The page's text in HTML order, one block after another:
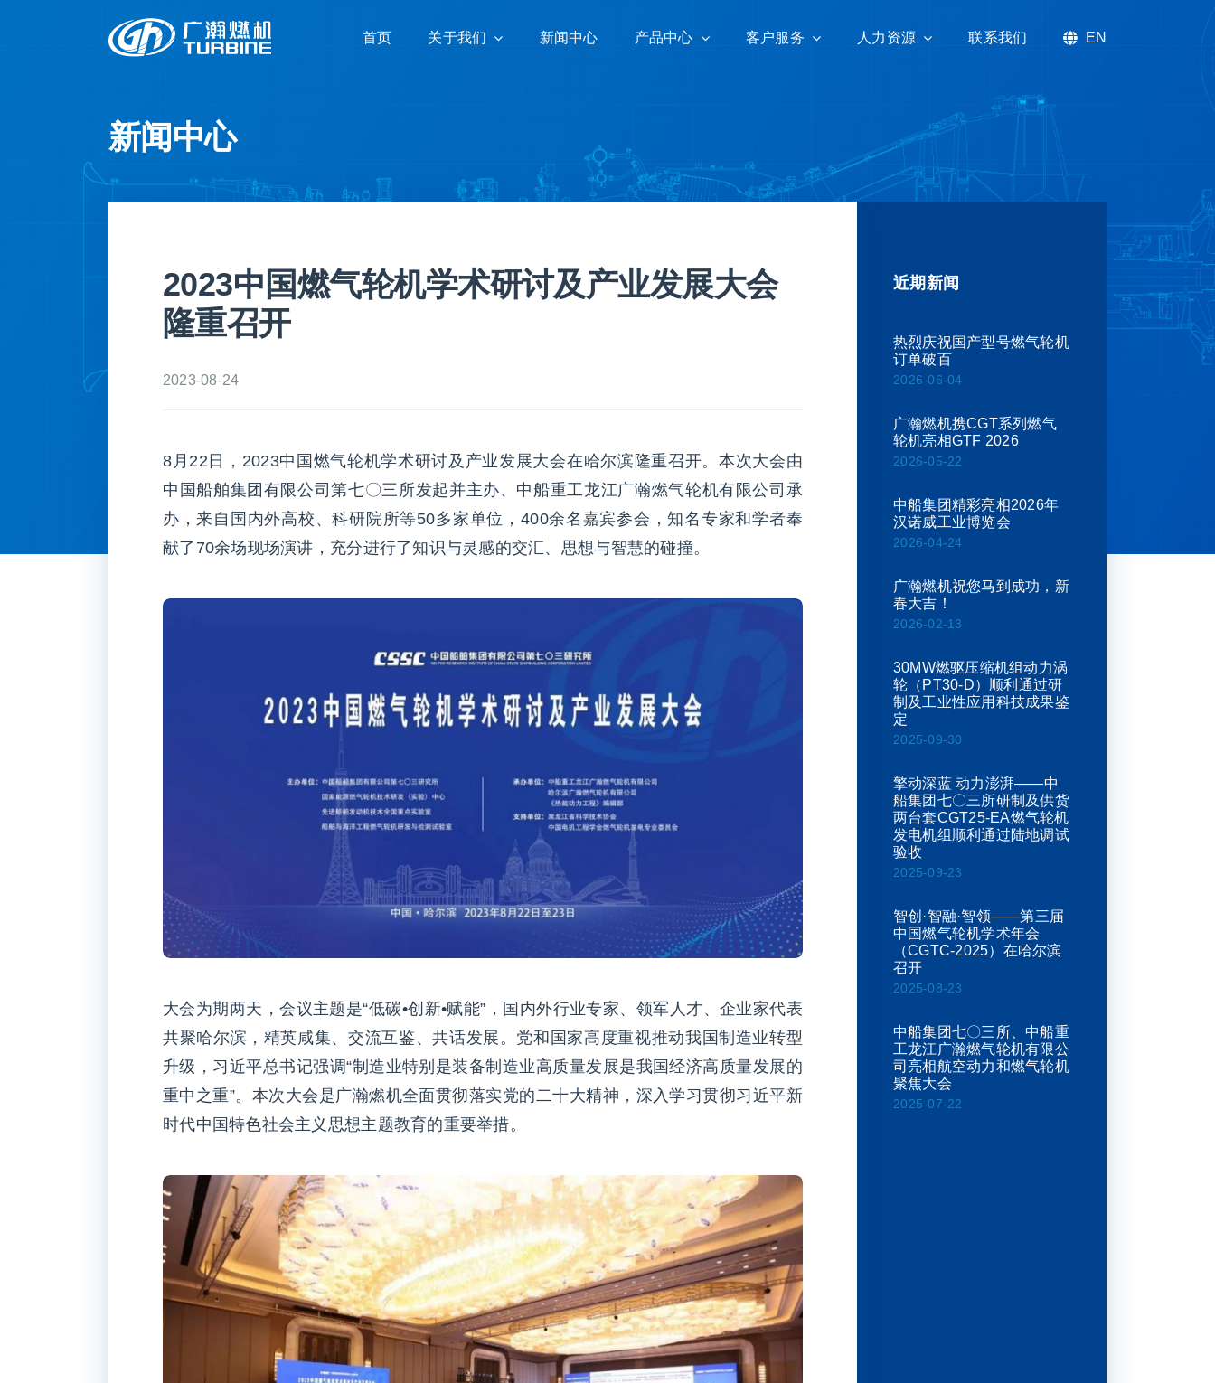
首页 关于我们 新闻中心 产品中心 客户服务 人力资源 联系我们 EN
首页 关于我们 新闻中心 产品中心 客户服务 人力资源 联系我们 EN
新闻中心
2023中国燃气轮机学术研讨及产业发展大会
隆重召开
2023-08-24
8月22日，2023中国燃气轮机学术研讨及产业发展大会在哈尔滨隆重召开。本次大会由
中国船舶集团有限公司第七〇三所发起并主办、中船重工龙江广瀚燃气轮机有限公司承
办，来自国内外高校、科研院所等50多家单位，400余名嘉宾参会，知名专家和学者奉
献了70余场现场演讲，充分进行了知识与灵感的交汇、思想与智慧的碰撞。
大会为期两天，会议主题是“低碳•创新•赋能”，国内外行业专家、领军人才、企业家代表
共聚哈尔滨，精英咸集、交流互鉴、共话发展。党和国家高度重视推动我国制造业转型
升级，习近平总书记强调“制造业特别是装备制造业高质量发展是我国经济高质量发展的
重中之重”。本次大会是广瀚燃机全面贯彻落实党的二十大精神，深入学习贯彻习近平新
时代中国特色社会主义思想主题教育的重要举措。
近期新闻
热烈庆祝国产型号燃气轮机
订单破百
2026-06-04
广瀚燃机携CGT系列燃气
轮机亮相GTF 2026
2026-05-22
中船集团精彩亮相2026年
汉诺威工业博览会
2026-04-24
广瀚燃机祝您马到成功，新
春大吉！
2026-02-13
30MW燃驱压缩机组动力涡
轮（PT30-D）顺利通过研
制及工业性应用科技成果鉴
定
2025-09-30
擎动深蓝 动力澎湃——中
船集团七〇三所研制及供货
两台套CGT25-EA燃气轮机
发电机组顺利通过陆地调试
验收
2025-09-23
智创·智融·智领——第三届
中国燃气轮机学术年会
（CGTC-2025）在哈尔滨
召开
2025-08-23
中船集团七〇三所、中船重
工龙江广瀚燃气轮机有限公
司亮相航空动力和燃气轮机
聚焦大会
2025-07-22